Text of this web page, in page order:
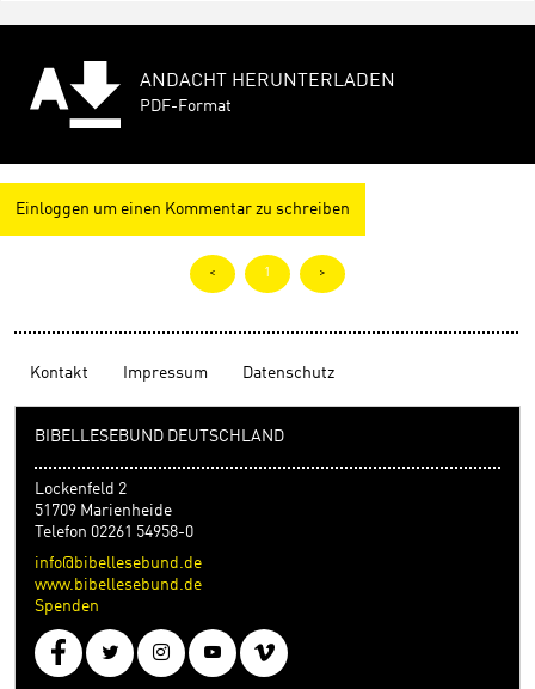
ANDACHT HERUNTERLADEN
PDF-Format
Einloggen um einen Kommentar zu schreiben
< 1 >
Kontakt Impressum Datenschutz
BIBELLESEBUND DEUTSCHLAND
Lockenfeld 2
51709 Marienheide
Telefon 02261 54958-0
info@bibellesebund.de
www.bibellesebund.de
Spenden